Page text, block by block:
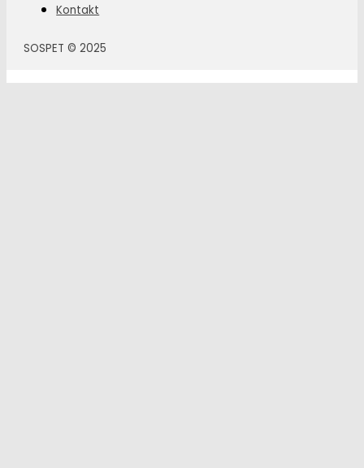
Kontakt
SOSPET © 2025